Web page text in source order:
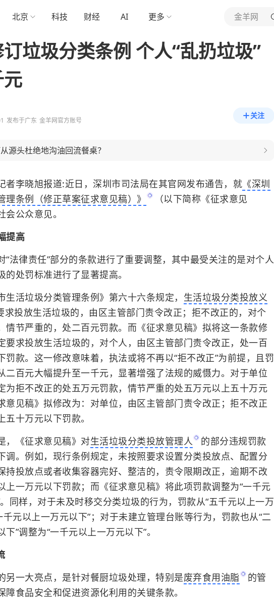
北京 科技 财经 AI 更多 金羊网
垃圾分类条例 个人“乱扔垃圾”
发布于广东 金羊网官方账号
关注
源头杜绝地沟油回流餐桌？
者李晓旭报道:近日，深圳市司法局在其官网发布通告，就 《深圳
理条例（修正草案征求意见稿）》
（以下简称《征求意见
公众意见。
提高
“法律责任”部分的条款进行了重要调整，其中最受关注的是对个人
的处罚标准进行了显著提高。
生活垃圾分类管理条例》第六十六条规定， 生活垃圾分类投放义
求投放生活垃圾的，由区主管部门责令改正；拒不改正的，对个
情节严重的，处二百元罚款。而《征求意见稿》拟将这一条款修
要求投放生活垃圾的，对个人，由区主管部门责令改正，处一百
罚款。这一修改意味着，执法或将不再以“拒不改正”为前提，且罚
二百元大幅提升至一千元，显著增强了法规的威慑力。对于单位
为拒不改正的处五万元罚款，情节严重的处五万元以上五十万元
意见稿》拟修改为：对单位，由区主管部门责令改正；拒不改正
十万元以下罚款。
，《征求意见稿》对生活垃圾分类投放管理人
的部分违规罚款
调。例如，现行条例规定，未按照要求设置分类投放点、配置分
持投放点或者收集容器完好、整洁的，责令限期改正，逾期不改
上一万元以下罚款；而《征求意见稿》将此项罚款调整为“一千元
同样，对于未及时移交分类垃圾的行为，罚款从“五千元以上一万
千元以上一万元以下”；对于未建立管理台账等行为，罚款也从“二
”调整为“一千元以上一万元以下”。
另一大亮点，是针对餐厨垃圾处理，特别是废弃食用油脂
的管
障食品安全和促进资源化利用的关键条款。